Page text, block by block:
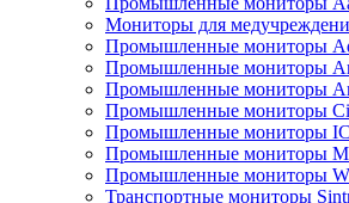
Мониторы для
Промышленные мониторы
Промышленные мониторы
Промышленные мониторы
Промышленные мониторы
Промышленные мониторы
Промышленные мониторы
Промышленные мониторы
Транспортные мониторы